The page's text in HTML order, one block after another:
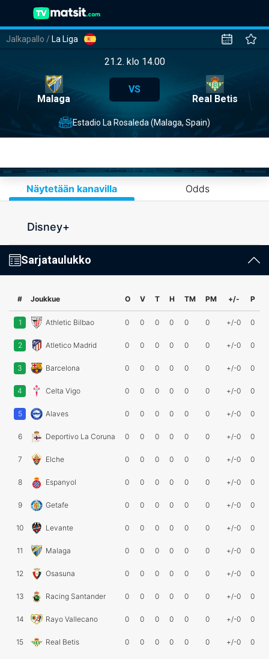
Jalkapallo / La Liga
21.2. klo 14.00
Malaga
VS
Real Betis
Estadio La Rosaleda (Malaga, Spain)
Näytetään kanavilla Odds
Disney+
Sarjataulukko
# Joukkue O V T H TM PM +/- P
1 Athletic Bilbao 0 0 0 0 0 0 +/-0 0
2 Atletico Madrid 0 0 0 0 0 0 +/-0 0
3 Barcelona 0 0 0 0 0 0 +/-0 0
4 Celta Vigo 0 0 0 0 0 0 +/-0 0
5 Alaves 0 0 0 0 0 0 +/-0 0
6 Deportivo La Coruna 0 0 0 0 0 0 +/-0 0
7 Elche 0 0 0 0 0 0 +/-0 0
8 Espanyol 0 0 0 0 0 0 +/-0 0
9 Getafe 0 0 0 0 0 0 +/-0 0
10 Levante 0 0 0 0 0 0 +/-0 0
11 Malaga 0 0 0 0 0 0 +/-0 0
12 Osasuna 0 0 0 0 0 0 +/-0 0
13 Racing Santander 0 0 0 0 0 0 +/-0 0
14 Rayo Vallecano 0 0 0 0 0 0 +/-0 0
15 Real Betis 0 0 0 0 0 0 +/-0 0